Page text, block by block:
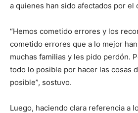
a quienes han sido afectados por el
“Hemos cometido errores y los
cometido errores que a lo mejor
muchas familias y les pido perdón.
todo lo posible por hacer las cosas
posible”, sostuvo.
Luego, haciendo clara referencia a